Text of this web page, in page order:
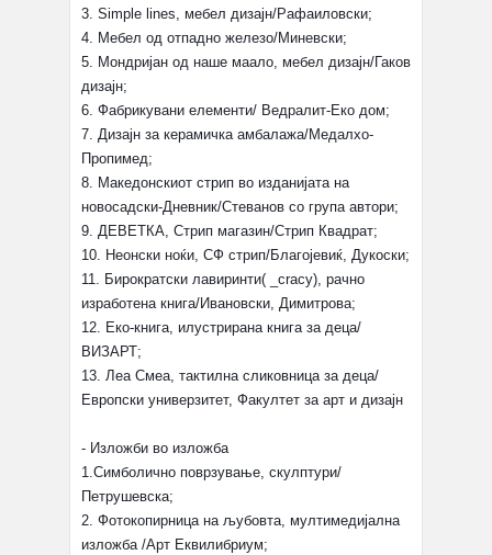
3. Simple lines, мебел дизајн/Рафаиловски;
4. Мебел од отпадно железо/Миневски;
5. Мондријан од наше маало, мебел дизајн/Гаков
дизајн;
6. Фабрикувани елементи/ Ведралит-Еко дом;
7. Дизајн за керамичка амбалажа/Медалхо-
Пропимед;
8. Македонскиот стрип во изданијата на
новосадски-Дневник/Стеванов со група автори;
9. ДЕВЕТКА, Стрип магазин/Стрип Квадрат;
10. Неонски ноќи, СФ стрип/Благојевиќ, Дукоски;
11. Бирократски лавиринти( _cracy), рачно
изработена книга/Ивановски, Димитрова;
12. Еко-книга, илустрирана книга за деца/
ВИЗАРТ;
13. Леа Смеа, тактилна сликовница за деца/
Европски универзитет, Факултет за арт и дизајн
- Изложби во изложба
1.Симболично поврзување, скулптури/
Петрушевска;
2. Фотокопирница на љубовта, мултимедијална
изложба /Арт Еквилибриум;